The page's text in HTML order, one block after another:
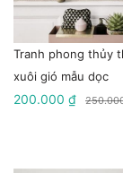
Tranh phong thủy
xuôi gió mẫu dọc
200.000 ₫